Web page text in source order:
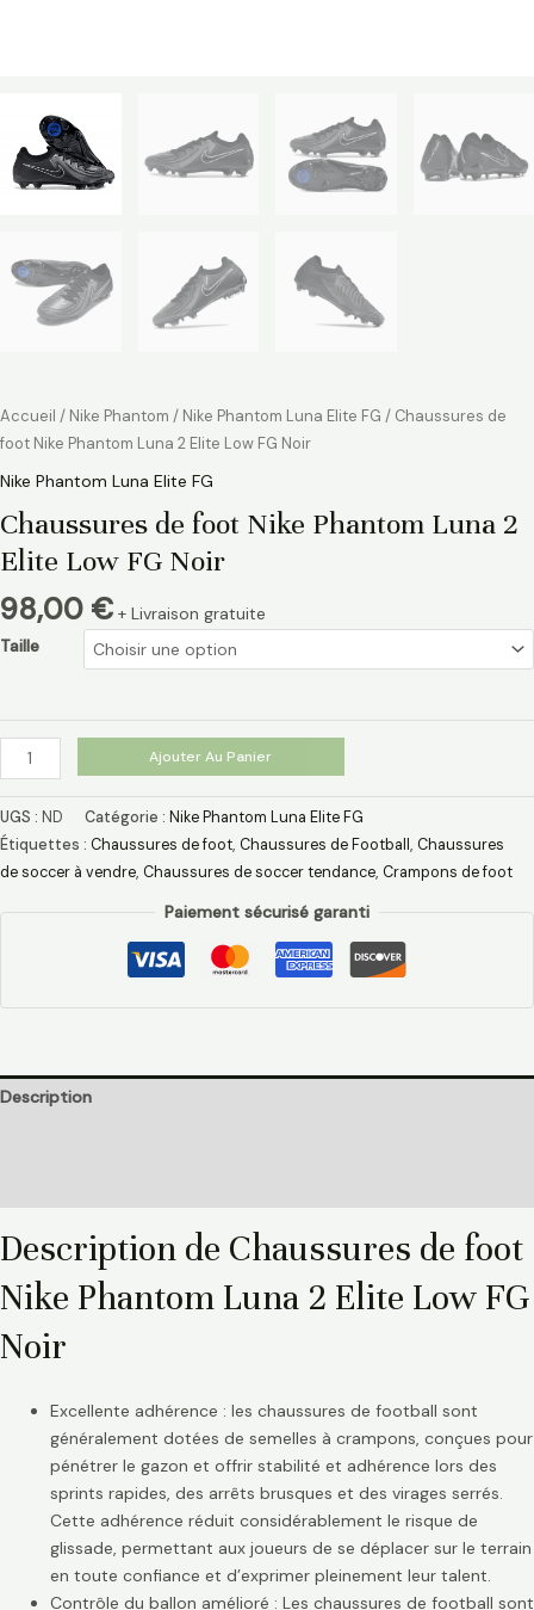
Accueil / Nike Phantom / Nike Phantom Luna Elite FG / Chaussures de
foot Nike Phantom Luna 2 Elite Low FG Noir
Nike Phantom Luna Elite FG
Chaussures de foot Nike Phantom Luna 2
Elite Low FG Noir
98,00 € + Livraison gratuite
Taille
Ajouter Au Panier
UGS : ND Catégorie : Nike Phantom Luna Elite FG
Étiquettes : Chaussures de foot, Chaussures de Football , Chaussures
de soccer à vendre, Chaussures de soccer tendance, Crampons de foot
Paiement sécurisé garanti
Description
Description de Chaussures de foot
Nike Phantom Luna 2 Elite Low FG
Noir
Excellente adhérence : les chaussures de football sont
généralement dotées de semelles à crampons, conçues pour
pénétrer le gazon et offrir stabilité et adhérence lors des
sprints rapides, des arrêts brusques et des virages serrés.
Cette adhérence réduit considérablement le risque de
glissade, permettant aux joueurs de se déplacer sur le terrain
en toute confiance et d’exprimer pleinement leur talent.
Contrôle du ballon amélioré : Les chaussures de football sont